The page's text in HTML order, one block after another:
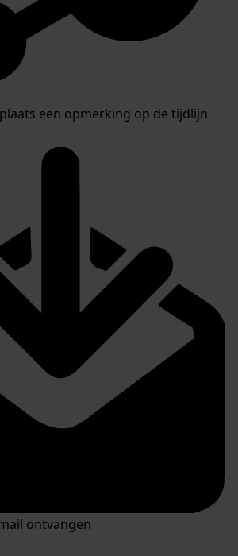
een opmerking op de tijdlijn
ontvangen